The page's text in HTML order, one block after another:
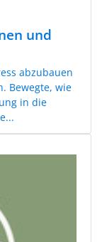
und
abzubauen
Bewegte, wie
in die